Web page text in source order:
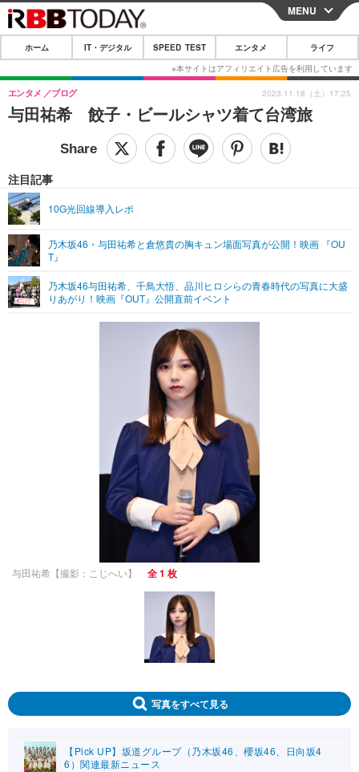
CLOSE
ホーム
IT・デジタル
IT・デジタルTOP スマートフォン
ネタ ガジェット・ツール
SPEED TEST
エンタメ
音楽 スポーツ
グラビア ブログ
ライフ
ペット ショッピング
その他
リリース一覧
プッシュ通知の停止方法
MENU
ホーム IT・デジタル SPEED TEST エンタメ ライフ
与田祐希 餃子・ビールシャツ着て台湾旅
エンタメ ブログ
注目記事
10G光回線導入レポ
乃木坂46・与田祐希と倉悠貴の胸キュン場面写真が公開！映画 『OU
T』
乃木坂46与田祐希、千鳥大悟、品川ヒロシらの青春時代の写真に大盛
りあがり！映画『OUT』公開直前イベント
2023.11.18（土）17:25
与田祐希【撮影：こじへい】 全 1 枚
写真をすべて見る
【Pick UP】坂道グループ（乃木坂46、櫻坂46、日向坂4
6）関連最新ニュース